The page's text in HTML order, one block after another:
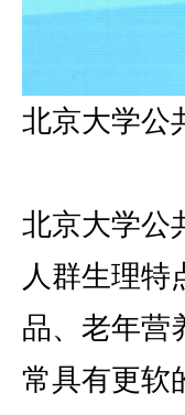
北京大学公
北京大学公
人群生理
品、老年营
常具有更软